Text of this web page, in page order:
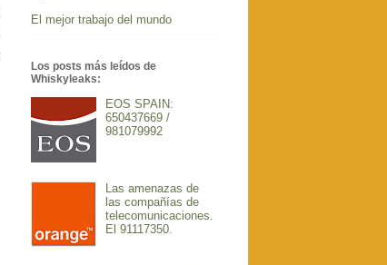
El mejor trabajo del mundo
Los posts más leídos de
Whiskyleaks:
EOS SPAIN:
650437669 /
981079992
Las amenazas de
las compañías de
telecomunicaciones.
El 91117350.